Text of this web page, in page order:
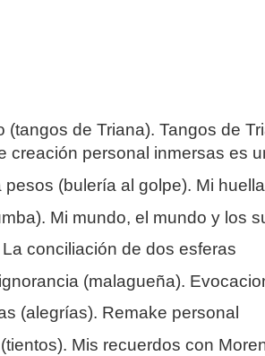
(tangos de Triana). Tangos de
creación personal inmersas es
pesos (bulería al golpe). Mi
Mi mundo, el mundo y los
conciliación de dos esferas
(malagueña).
(alegrías). Remake personal
Mis recuerdos con